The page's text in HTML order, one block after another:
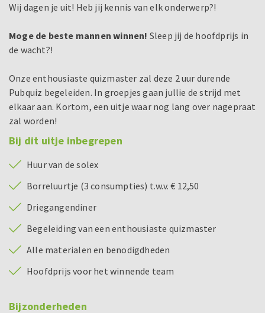
Wij dagen je uit! Heb jij kennis van elk onderwerp?!
Moge de beste mannen winnen! Sleep jij de hoofdprijs in
de wacht?!
Onze enthousiaste quizmaster zal deze 2 uur durende
Pubquiz begeleiden. In groepjes gaan jullie de strijd met
elkaar aan. Kortom, een uitje waar nog lang over nagepraat
zal worden!
Bij dit uitje inbegrepen
Huur van de solex
Borreluurtje (3 consumpties) t.w.v. € 12,50
Driegangendiner
Begeleiding van een enthousiaste quizmaster
Alle materialen en benodigdheden
Hoofdprijs voor het winnende team
Bijzonderheden